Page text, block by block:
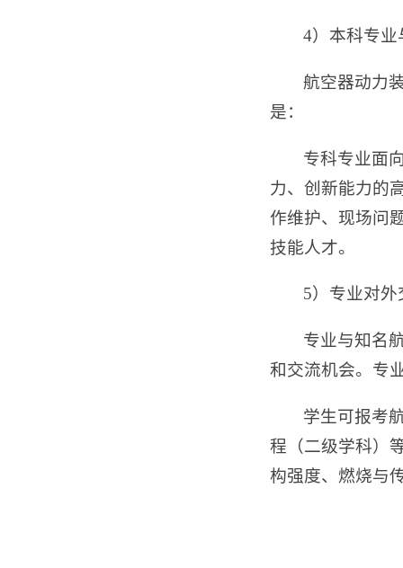
4）本科专
航空器动力
是：
专科专业面
力、创新能力的
作维护、现场问
技能人才。
5）专业对
专业与知名
和交流机会。专
学生可报考
程（二级学科）
构强度、燃烧与